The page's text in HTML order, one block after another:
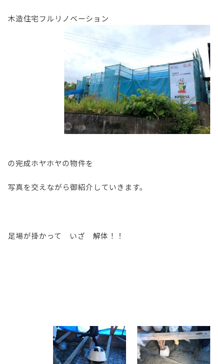
木造住宅フルリノベーション
の完成ホヤホヤの物件を
写真を交えながら御紹介していきます。
足場が掛かって いざ 解体！！